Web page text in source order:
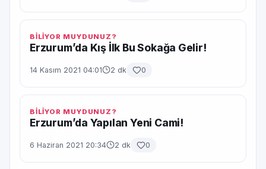
BİLİYOR MUYDUNUZ?
Erzurum’da Kış İlk Bu Sokağa Gelir!
14 Kasım 2021 04:01 2 dk 0
BİLİYOR MUYDUNUZ?
Erzurum’da Yapılan Yeni Cami!
6 Haziran 2021 20:34 2 dk 0